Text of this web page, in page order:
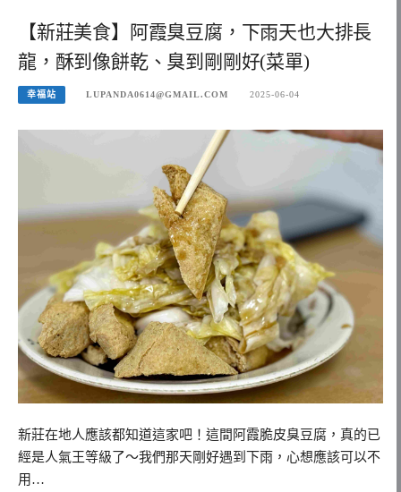
【新莊美食】阿霞臭豆腐，下雨天也大排長
龍，酥到像餅乾、臭到剛剛好(菜單)
幸福站 LUPANDA0614@GMAIL.COM 2025-06-04
新莊在地人應該都知道這家吧！這間阿霞脆皮臭豆腐，真的已
經是人氣王等級了～我們那天剛好遇到下雨，心想應該可以不
用…